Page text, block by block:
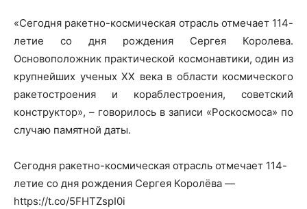
«Сегодня ракетно-космическая отрасль отмечает 114-
летие со дня рождения Сергея Королева.
Основоположник практической космонавтики, один из
крупнейших ученых XX века в области космического
ракетостроения и кораблестроения, советский
конструктор», – говорилось в записи «Роскосмоса» по
случаю памятной даты.
Сегодня ракетно-космическая отрасль отмечает 114-
летие со дня рождения Сергея Королёва —
https://t.co/5FHTZspI0i